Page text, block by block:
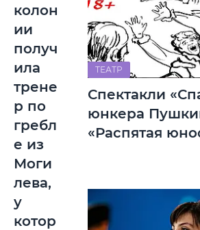
колон
ии
получ
ила
трене
р по
гребл
е из
Моги
лева,
у
котор
ТЕАТР
Спектакли
юнкера
«Распятая